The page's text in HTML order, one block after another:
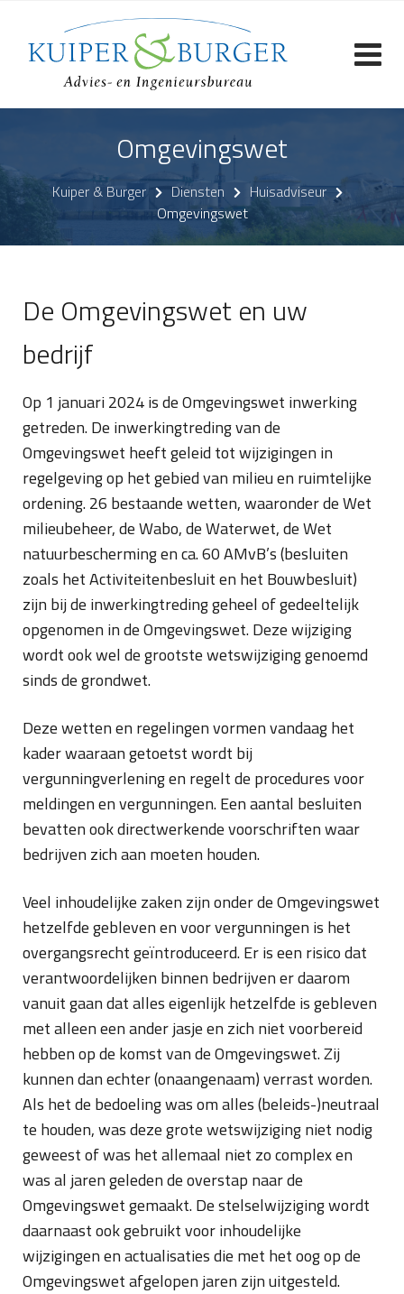
content
Omgevingswet
Kuiper & Burger Diensten
Huisadviseur
Omgevingswet
De Omgevingswet en uw
bedrijf
Op 1 januari 2024 is de Omgevingswet inwerking
getreden. De inwerkingtreding van de
Omgevingswet heeft geleid tot wijzigingen in
regelgeving op het gebied van milieu en ruimtelijke
ordening. 26 bestaande wetten, waaronder de Wet
milieubeheer, de Wabo, de Waterwet, de Wet
natuurbescherming en ca. 60 AMvB’s (besluiten
zoals het Activiteitenbesluit en het Bouwbesluit)
zijn bij de inwerkingtreding geheel of gedeeltelijk
opgenomen in de Omgevingswet. Deze wijziging
wordt ook wel de grootste wetswijziging genoemd
sinds de grondwet.
Deze wetten en regelingen vormen vandaag het
kader waaraan getoetst wordt bij
vergunningverlening en regelt de procedures voor
meldingen en vergunningen. Een aantal besluiten
bevatten ook directwerkende voorschriften waar
bedrijven zich aan moeten houden.
Veel inhoudelijke zaken zijn onder de Omgevingswet
hetzelfde gebleven en voor vergunningen is het
overgangsrecht geïntroduceerd. Er is een risico dat
verantwoordelijken binnen bedrijven er daarom
vanuit gaan dat alles eigenlijk hetzelfde is gebleven
met alleen een ander jasje en zich niet voorbereid
hebben op de komst van de Omgevingswet. Zij
kunnen dan echter (onaangenaam) verrast worden.
Als het de bedoeling was om alles (beleids-)neutraal
te houden, was deze grote wetswijziging niet nodig
geweest of was het allemaal niet zo complex en
was al jaren geleden de overstap naar de
Omgevingswet gemaakt. De stelselwijziging wordt
daarnaast ook gebruikt voor inhoudelijke
wijzigingen en actualisaties die met het oog op de
Omgevingswet afgelopen jaren zijn uitgesteld.